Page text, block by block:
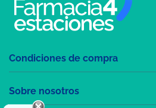
Condiciones de compra
Sobre nosotros